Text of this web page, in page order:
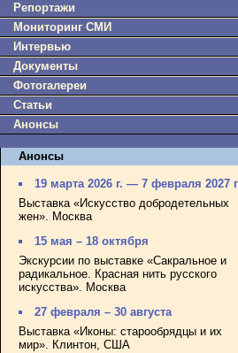
Репортажи
Мониторинг СМИ
Интервью
Документы
Фотогалереи
Статьи
Анонсы
Анонсы
19 марта 2026 г. — 7 февраля 2027
Выставка «Искусство добродетельных
жен». Москва
15 мая – 18 октября
Экскурсии по выставке «Сакральное и
радикальное. Красная нить русского
искусства». Москва
27 февраля – 30 августа
Выставка «Иконы: старообрядцы и их
мир». Клинтон, США